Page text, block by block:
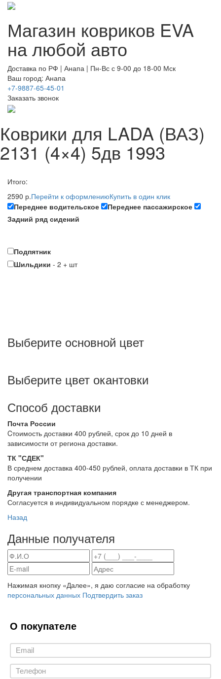
Магазин ковриков EVA ​
на любой авто
Доставка по РФ | Анапа | Пн-Вс с 9-00 до 18-00 Мск
Ваш город: Анапа
+7-9887-65-45-01
Заказать звонок
Коврики для LADA (ВАЗ)
2131 (4×4) 5дв 1993
Итого:
2590 р.Перейти к оформлениюКупить в один клик
Переднее водительское
Переднее пассажирское
Задний ряд сидений
Подпятник
Шильдики - 2 + шт
Выберите oсновной цвет
Выберите цвет окантовки
Способ доставки
Почта России
Cтоимость доставки 400 рублей, срок до 10 дней в
зависимости от региона доставки.
ТК "СДЕК"
В среднем доставка 400-450 рублей, оплата доставки в ТК при
получении
Другая транспортная компания
Согласуется в индивидуальном порядке с менеджером.
Назад
Данные получателя
Нажимая кнопку «Далее», я даю согласие на обработку
персональных данных Подтвердить заказ
О покупателе